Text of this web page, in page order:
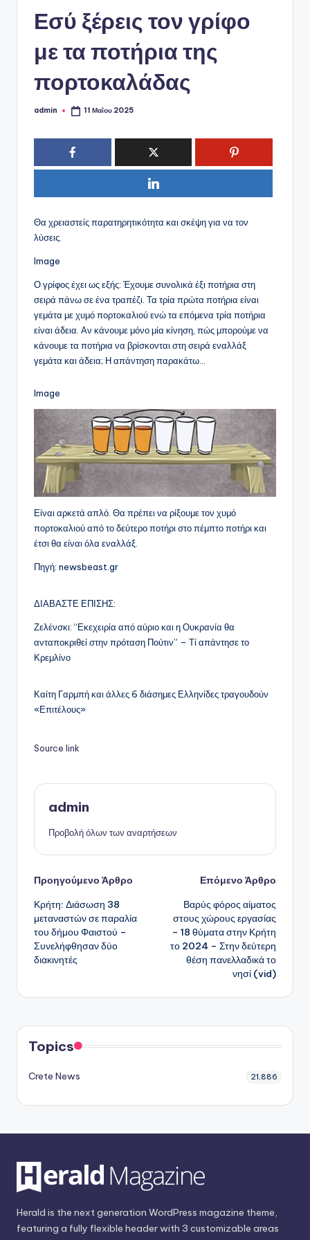
Εσύ ξέρεις τον γρίφο
με τα ποτήρια της
πορτοκαλάδας
Συγγραφέας:
admin 11 Μαΐου 2025
Θα χρειαστείς παρατηρητικότητα και σκέψη για να τον
λύσεις.
Image
Ο γρίφος έχει ως εξής: Έχουμε συνολικά έξι ποτήρια στη
σειρά πάνω σε ένα τραπέζι. Τα τρία πρώτα ποτήρια είναι
γεμάτα με χυμό πορτοκαλιού ενώ τα επόμενα τρία ποτήρια
είναι άδεια. Αν κάνουμε μόνο μία κίνηση, πώς μπορούμε να
κάνουμε τα ποτήρια να βρίσκονται στη σειρά εναλλάξ
γεμάτα και άδεια; Η απάντηση παρακάτω…
Image
Είναι αρκετά απλό. Θα πρέπει να ρίξουμε τον χυμό
πορτοκαλιού από το δεύτερο ποτήρι στο πέμπτο ποτήρι και
έτσι θα είναι όλα εναλλάξ.
Πηγή: newsbeast.gr
ΔΙΑΒΑΣΤΕ ΕΠΙΣΗΣ:
Ζελένσκι: “Εκεχειρία από αύριο και η Ουκρανία θα
ανταποκριθεί στην πρόταση Πούτιν” – Τί απάντησε το
Κρεμλίνο
Καίτη Γαρμπή και άλλες 6 διάσημες Ελληνίδες τραγουδούν
«Επιτέλους»
Source link
admin
Προβολή όλων των αναρτήσεων
Πλοήγηση
δημοσιεύσεων
Προηγούμενο Άρθρο
Κρήτη: Διάσωση 38
μεταναστών σε παραλία
του δήμου Φαιστού –
Συνελήφθησαν δύο
διακινητές
Επόμενο Άρθρο
Βαρύς φόρος αίματος
στους χώρους εργασίας
– 18 θύματα στην Κρήτη
το 2024 – Στην δεύτερη
θέση πανελλαδικά το
νησί (vid)
Topics
Crete News 21,886
Herald is the next generation WordPress magazine theme,
featuring a fully flexible header with 3 customizable areas